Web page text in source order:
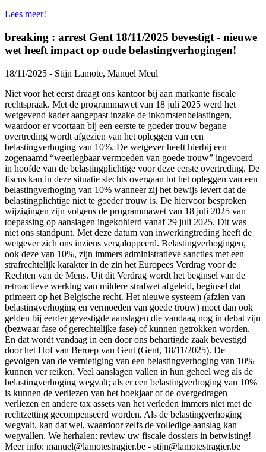
Lees meer!
breaking : arrest Gent 18/11/2025 bevestigt - nieuwe
wet heeft impact op oude belastingverhogingen!
18/11/2025 - Stijn Lamote, Manuel Meul
Niet voor het eerst draagt ons kantoor bij aan markante fiscale
rechtspraak. Met de programmawet van 18 juli 2025 werd het
wetgevend kader aangepast inzake de inkomstenbelastingen,
waardoor er voortaan bij een eerste te goeder trouw begane
overtreding wordt afgezien van het opleggen van een
belastingverhoging van 10%. De wetgever heeft hierbij een
zogenaamd “weerlegbaar vermoeden van goede trouw” ingevoerd
in hoofde van de belastingplichtige voor deze eerste overtreding. De
fiscus kan in deze situatie slechts overgaan tot het opleggen van een
belastingverhoging van 10% wanneer zij het bewijs levert dat de
belastingplichtige niet te goeder trouw is. De hiervoor besproken
wijzigingen zijn volgens de programmawet van 18 juli 2025 van
toepassing op aanslagen ingekohierd vanaf 29 juli 2025. Dit was
niet ons standpunt. Met deze datum van inwerkingtreding heeft de
wetgever zich ons inziens vergaloppeerd. Belastingverhogingen,
ook deze van 10%, zijn immers administratieve sancties met een
strafrechtelijk karakter in de zin het Europees Verdrag voor de
Rechten van de Mens. Uit dit Verdrag wordt het beginsel van de
retroactieve werking van mildere strafwet afgeleid, beginsel dat
primeert op het Belgische recht. Het nieuwe systeem (afzien van
belastingverhoging en vermoeden van goede trouw) moet dan ook
gelden bij eerder gevestigde aanslagen die vandaag nog in debat zijn
(bezwaar fase of gerechtelijke fase) of kunnen getrokken worden.
En dat wordt vandaag in een door ons behartigde zaak bevestigd
door het Hof van Beroep van Gent (Gent, 18/11/2025). De
gevolgen van de vernietiging van een belastingverhoging van 10%
kunnen ver reiken. Veel aanslagen vallen in hun geheel weg als de
belastingverhoging wegvalt; als er een belastingverhoging van 10%
is kunnen de verliezen van het boekjaar of de overgedragen
verliezen en andere tax assets van het verleden immers niet met de
rechtzetting gecompenseerd worden. Als de belastingverhoging
wegvalt, kan dat wel, waardoor zelfs de volledige aanslag kan
wegvallen. We herhalen: review uw fiscale dossiers in betwisting!
Meer info: manuel@lamotestragier.be - stijn@lamotestragier.be